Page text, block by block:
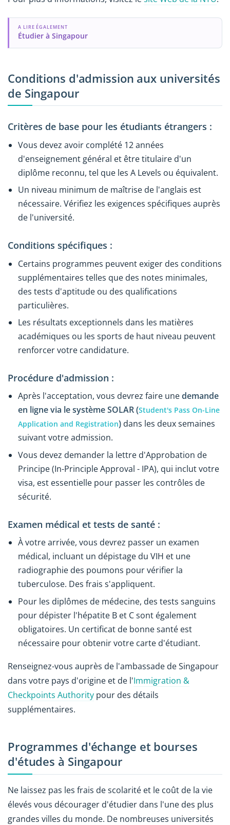
A LIRE ÉGALEMENT
Étudier à Singapour
Conditions d'admission aux universités
de Singapour
Critères de base pour les étudiants étrangers :
Vous devez avoir complété 12 années
d'enseignement général et être titulaire d'un
diplôme reconnu, tel que les A Levels ou équivalent.
Un niveau minimum de maîtrise de l'anglais est
nécessaire. Vérifiez les exigences spécifiques auprès
de l'université.
Conditions spécifiques :
Certains programmes peuvent exiger des conditions
supplémentaires telles que des notes minimales,
des tests d'aptitude ou des qualifications
particulières.
Les résultats exceptionnels dans les matières
académiques ou les sports de haut niveau peuvent
renforcer votre candidature.
Procédure d'admission :
Après l'acceptation, vous devrez faire unedemande
en ligne via le système SOLAR (Student's Pass On-Line
Application and Registration) dans les deux semaines
suivant votre admission.
Vous devez demander la lettre d'Approbation de
Principe (In-Principle Approval - IPA), qui inclut votre
visa, est essentielle pour passer les contrôles de
sécurité.
Examen médical et tests de santé :
À votre arrivée, vous devrez passer un examen
médical, incluant un dépistage du VIH et une
radiographie des poumons pour vérifier la
tuberculose. Des frais s'appliquent.
Pour les diplômes de médecine, des tests sanguins
pour dépister l'hépatite B et C sont également
obligatoires. Un certificat de bonne santé est
nécessaire pour obtenir votre carte d'étudiant.
Renseignez-vous auprès de l'ambassade de Singapour
dans votre pays d'origine et de l'Immigration &
Checkpoints Authority pour des détails
supplémentaires.
Programmes d'échange et bourses
d'études à Singapour
Ne laissez pas les frais de scolarité et le coût de la vie
élevés vous décourager d'étudier dans l'une des plus
grandes villes du monde. De nombreuses universités